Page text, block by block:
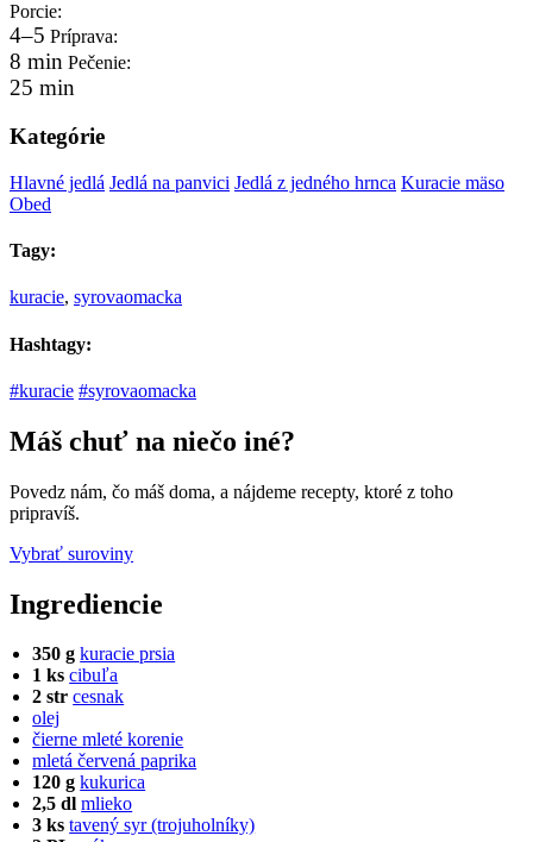
Porcie:
4–5 Príprava:
8 min Pečenie:
25 min
Kategórie
Hlavné jedlá Jedlá na panvici Jedlá z jedného hrnca Kuracie mäso
Obed
Tagy:
kuracie, syrovaomacka
Hashtagy:
#kuracie #syrovaomacka
Máš chuť na niečo iné?
Povedz nám, čo máš doma, a nájdeme recepty, ktoré z toho
pripravíš.
Vybrať suroviny
Ingrediencie
350 g kuracie prsia
1 ks cibuľa
2 str cesnak
olej
čierne mleté korenie
mletá červená paprika
120 g kukurica
2,5 dl mlieko
3 ks tavený syr (trojuholníky)